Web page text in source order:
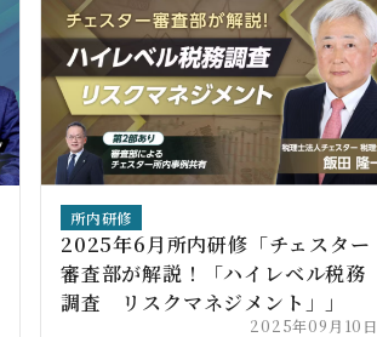
所内研修
2025年6月所内研修「チェスター
審査部が解説！「ハイレベル税務
調査 リスクマネジメント」」
2025年09月10日